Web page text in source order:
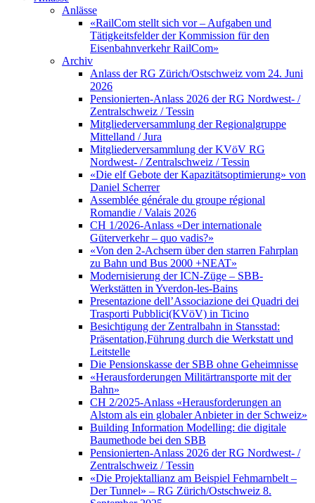
Anlässe
«RailCom stellt sich vor – Aufgaben und
Tätigkeitsfelder der Kommission für den
Eisenbahnverkehr RailCom»
Archiv
Anlass der RG Zürich/Ostschweiz vom 24. Juni
2026
Pensionierten-Anlass 2026 der RG Nordwest- /
Zentralschweiz / Tessin
Mitgliederversammlung der Regionalgruppe
Mittelland / Jura
Mitgliederversammlung der KVöV RG
Nordwest- / Zentralschweiz / Tessin
«Die elf Gebote der Kapazitätsoptimierung» von
Daniel Scherrer
Assemblée générale du groupe régional
Romandie / Valais 2026
CH 1/2026-Anlass «Der internationale
Güterverkehr – quo vadis?»
«Von den 2-Achsern über den starren Fahrplan
zu Bahn und Bus 2000 +NEAT»
Modernisierung der ICN-Züge – SBB-
Werkstätten in Yverdon-les-Bains
Presentazione dell’Associazione dei Quadri dei
Trasporti Pubblici(KVöV) in Ticino
Besichtigung der Zentralbahn in Stansstad:
Präsentation,Führung durch die Werkstatt und
Leitstelle
Die Pensionskasse der SBB ohne Geheimnisse
«Herausforderungen Militärtransporte mit der
Bahn»
CH 2/2025-Anlass «Herausforderungen an
Alstom als ein globaler Anbieter in der Schweiz»
Building Information Modelling: die digitale
Baumethode bei den SBB
Pensionierten-Anlass 2026 der RG Nordwest- /
Zentralschweiz / Tessin
«Die Projektallianz am Beispiel Fehmarnbelt –
Der Tunnel» – RG Zürich/Ostschweiz 8.